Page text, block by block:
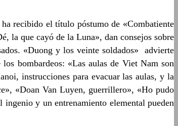
recibido el título póstumo de «Combatiente
la que cayó de la Luna», dan consejos sobre
«Duong y los veinte soldados» advierte
bombardeos: «Las aulas de Viet Nam son
instrucciones para evacuar las aulas, y la
«Doan Van Luyen, guerrillero», «Ho pudo
y un entrenamiento elemental pueden